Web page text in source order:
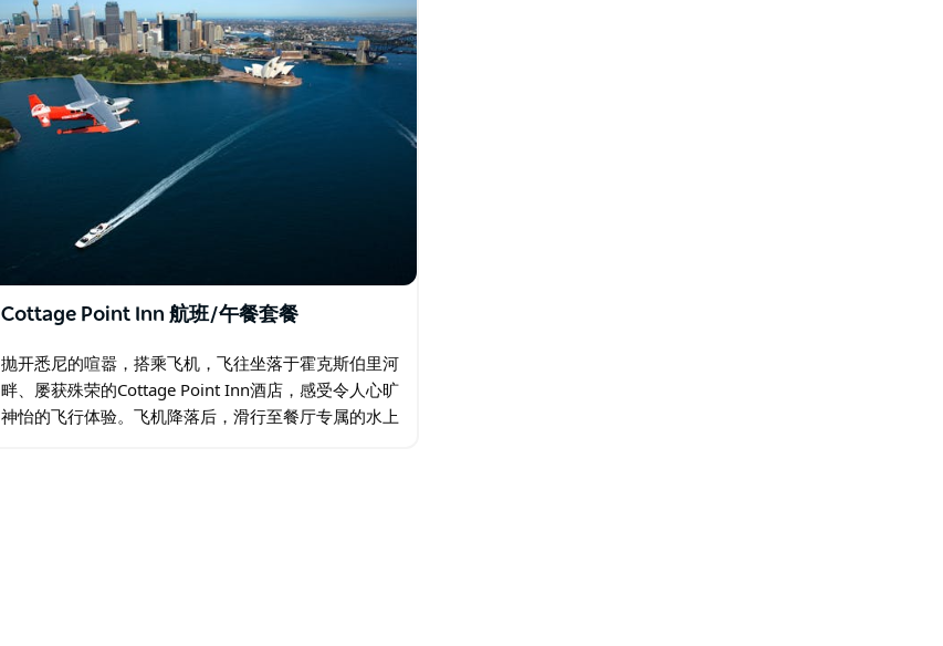
Cottage Point Inn 航班/午餐套餐
抛开悉尼的喧嚣，搭乘飞机，飞往坐落于霍克斯伯里河
畔、屡获殊荣的Cottage Point Inn酒店，感受令人心旷
神怡的飞行体验。飞机降落后，滑行至餐厅专属的水上